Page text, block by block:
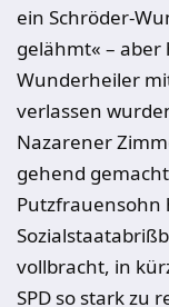
ein Schröder-
gelähmt« – aber
Wunderheiler
verlassen
Nazarener
gehend
Putzfrauensohn
vollbracht, in
SPD so stark zu